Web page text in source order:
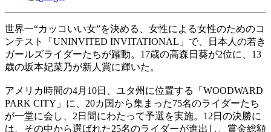
世界一“カッコいい女”を決める、女性による女性のためのコ
ンテスト「UNINVITED INVITATIONAL」で、日本人の若き
ガールズライダーたちが躍動。17歳の高森日葵が2位に、13
歳の坂本妃菜乃が新人賞に輝いた。
アメリカ時間の4月10日、ユタ州に位置する「WOODWARD
PARK CITY」に、20カ国から集まった75名のライダーたち
が一堂に会し、2日間にわたって予選を実施。12日の決勝に
は、その中から選ばれた25名のライダーが進出し、賞金総額